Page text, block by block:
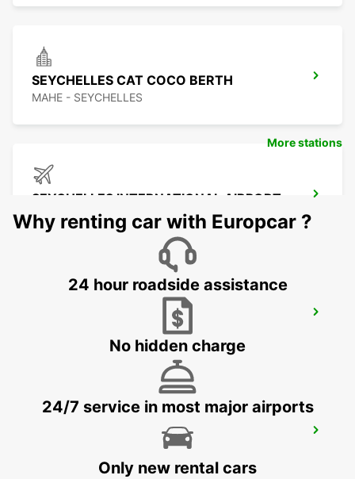
SEYCHELLES CAT COCO BERTH
MAHE - SEYCHELLES
SEYCHELLES INTERNATIONAL AIRPORT
MAHE - SEYCHELLES
SEYCHELLES DOMESTIC AIRPORT
SEYCHELLES FOUR SEASONS RESORT
More stations
Why renting car with Europcar ?
24 hour roadside assistance
No hidden charge
24/7 service in most major airports
Only new rental cars